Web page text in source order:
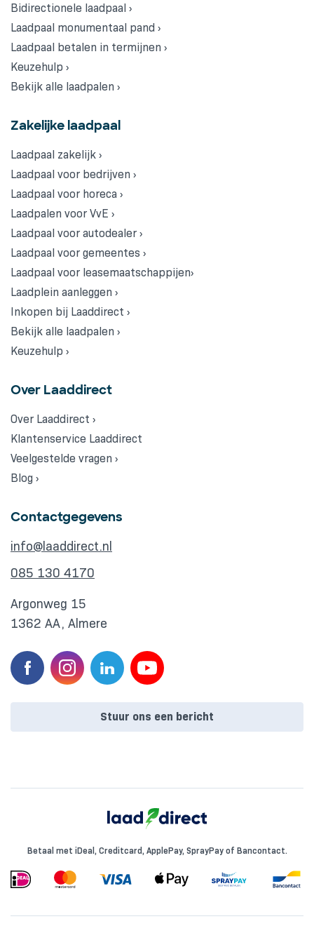
Bidirectionele laadpaal ›
Laadpaal monumentaal pand ›
Laadpaal betalen in termijnen ›
Keuzehulp ›
Bekijk alle laadpalen ›
Zakelijke laadpaal
Laadpaal zakelijk ›
Laadpaal voor bedrijven ›
Laadpaal voor horeca ›
Laadpalen voor VvE ›
Laadpaal voor autodealer ›
Laadpaal voor gemeentes ›
Laadpaal voor leasemaatschappijen›
Laadplein aanleggen ›
Inkopen bij Laaddirect ›
Bekijk alle laadpalen ›
Keuzehulp ›
Over Laaddirect
Over Laaddirect ›
Klantenservice Laaddirect
Veelgestelde vragen ›
Blog ›
Contactgegevens
info@laaddirect.nl
085 130 4170
Argonweg 15
1362 AA, Almere
Stuur ons een bericht
Betaal met iDeal, Creditcard, ApplePay, SprayPay of Bancontact.